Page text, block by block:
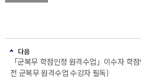
다음
「군복무 학점인정 원격수업」이수자 학
전 군복무 원격수업 수강자 필독)